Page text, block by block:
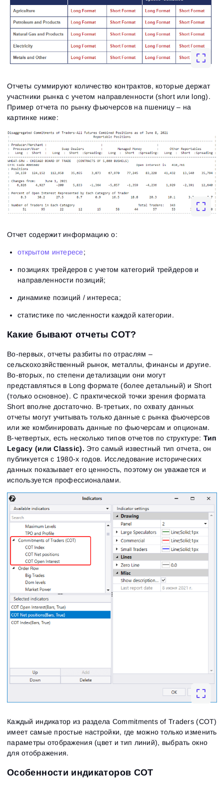
Отчеты суммируют количество контрактов, которые держат
участники рынка с учетом направленности (short или long).
Пример отчета по рынку фьючерсов на пшеницу – на
картинке ниже:
Отчет содержит информацию о:
открытом интересе;
позициях трейдеров с учетом категорий трейдеров и
направленности позиций;
динамике позиций / интереса;
статистике по численности каждой категории.
Какие бывают отчеты COT?
Во-первых, отчеты разбиты по отраслям –
сельскохозяйственный рынок, металлы, финансы и другие.
Во-вторых, по степени детализации они могут
представляться в Long формате (более детальный) и Short
(только основное). С практической точки зрения формата
Short вполне достаточно. В-третьих, по охвату данных
отчеты могут учитывать только данные с рынка фьючерсов
или же комбинировать данные по фьючерсам и опционам.
В-четвертых, есть несколько типов отчетов по структуре: Тип
Legacy (или Classic). Это самый известный тип отчета, он
публикуется с 1980-х годов. Исследование исторических
данных показывает его ценность, поэтому он уважается и
используется профессионалами.
Каждый индикатор из раздела Commitments of Traders (СОТ)
имеет самые простые настройки, где можно только изменить
параметры отображения (цвет и тип линий), выбрать окно
для отображения.
Особенности индикаторов COT